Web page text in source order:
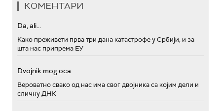
КОМЕНТАРИ
Da, ali...
Како преживети прва три дана катастрофе у Србији, и за
шта нас припрема ЕУ
Dvojnik mog oca
Вероватно свако од нас има свог двојника са којим дели и
сличну ДНК